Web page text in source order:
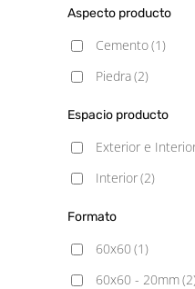
Aspecto producto
Cemento(1)
Piedra(2)
Espacio producto
Exterior e
Interior(2)
Formato
60x60 (1)
60x60 - 20mm